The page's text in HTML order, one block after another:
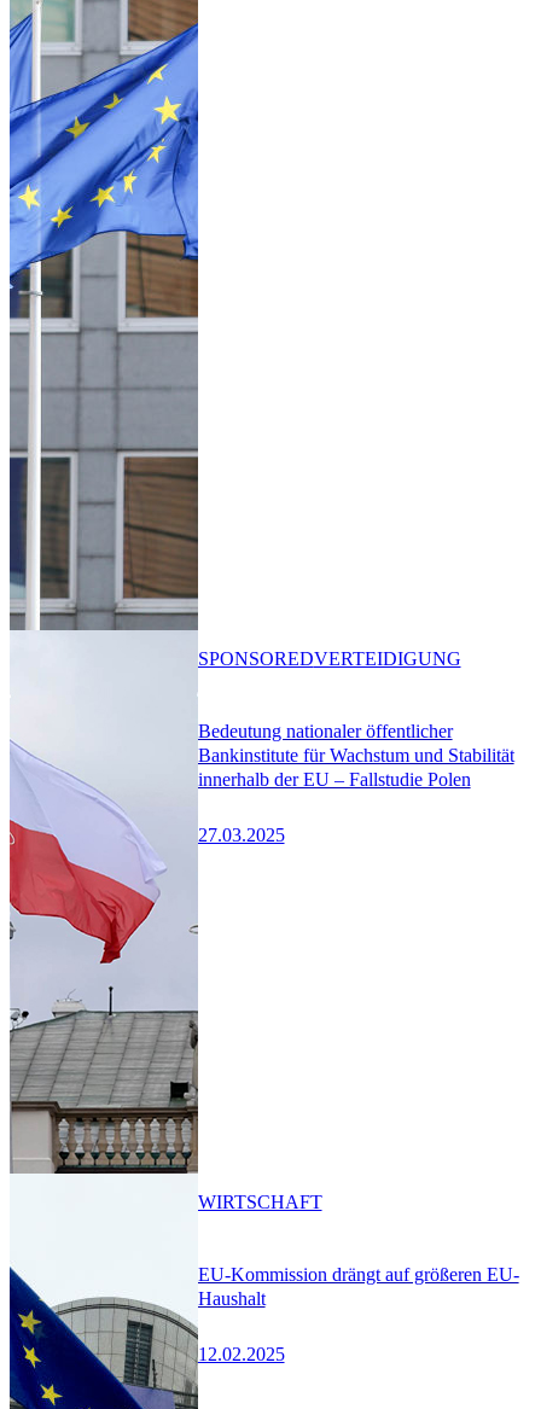
Bedeutung nationaler öffentlicher
Bankinstitute für Wachstum und Stabilität
innerhalb der EU – Fallstudie Polen
27.03.2025
SPONSOREDVERTEIDIGUNG
EU-Kommission drängt auf größeren EU-
Haushalt
12.02.2025
WIRTSCHAFT